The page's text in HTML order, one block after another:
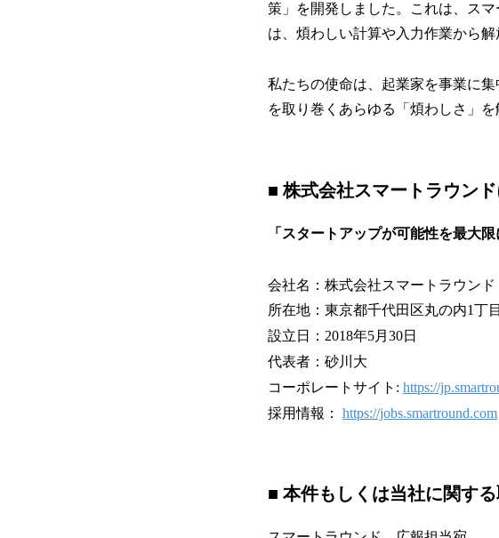
策」を開発しました。これは、ス
は、煩わしい計算や入力作業から
私たちの使命は、起業家を事業に
を取り巻くあらゆる「煩わしさ」
■ 株式会社スマートラウン
「スタートアップが可能性を最大
会社名：株式会社スマートラウンド
所在地：東京都千代田区丸の内1丁
設立日：2018年5月30日
代表者：砂川大
コーポレートサイト: https://
採用情報： https://jobs.smartround.com
■ 本件もしくは当社に関す